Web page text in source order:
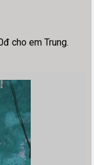
cho em Trung.